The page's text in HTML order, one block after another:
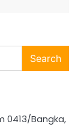
Search
0413/Bangka,